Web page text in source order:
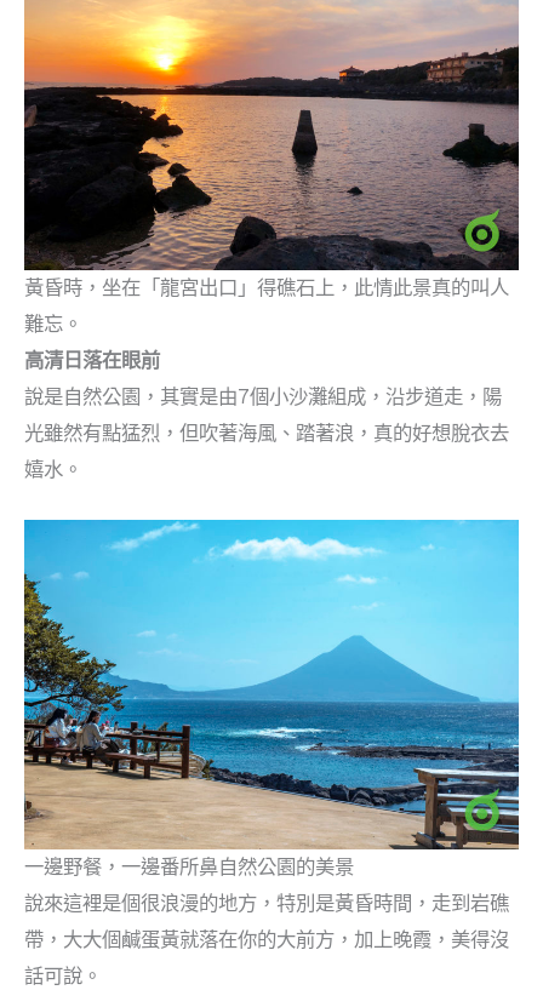
黃昏時，坐在「龍宮出口」得礁石上，此情此景真的叫人
難忘。
高清日落在眼前
說是自然公園，其實是由7個小沙灘組成，沿步道走，陽
光雖然有點猛烈，但吹著海風、踏著浪，真的好想脫衣去
嬉水。
一邊野餐，一邊番所鼻自然公園的美景
說來這裡是個很浪漫的地方，特別是黃昏時間，走到岩礁
帶，大大個鹹蛋黃就落在你的大前方，加上晚霞，美得沒
話可說。